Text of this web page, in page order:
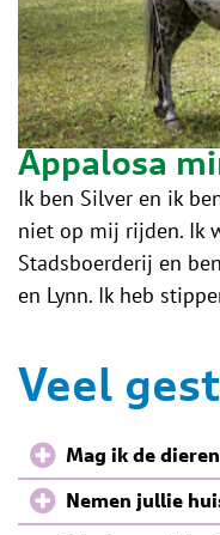
Appalosa
Ik ben Silver en ik
niet op mij rijden. Ik
Stadsboerderij en
en Lynn. Ik heb
Veel
Mag ik de
Nemen jullie